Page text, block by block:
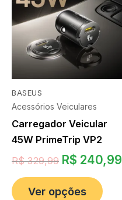
BASEUS
Acessórios Veiculares
Carregador Veicular
45W PrimeTrip VP2
R$329,99 R$ 240,99
Ver opções